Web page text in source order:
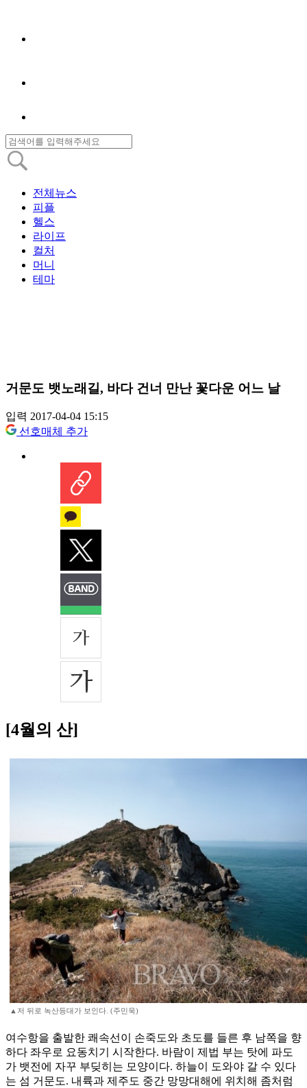
전체뉴스
피플
헬스
라이프
컬처
머니
테마
거문도 뱃노래길, 바다 건너 만난 꽃다운 어느 날
입력 2017-04-04 15:15
선호매체 추가
[4월의 산]
▲저 뒤로 녹산등대가 보인다. (주민욱)
여수항을 출발한 쾌속선이 손죽도와 초도를 들른 후 남쪽을 향
하다 좌우로 요동치기 시작한다. 바람이 제법 부는 탓에 파도
가 뱃전에 자꾸 부딪히는 모양이다. 하늘이 도와야 갈 수 있다
는 섬 거문도. 내륙과 제주도 중간 망망대해에 위치해 좀처럼